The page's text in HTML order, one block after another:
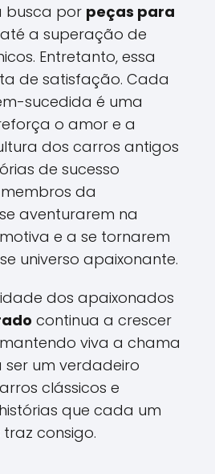
busca por peças para
até a superação de
Entretanto, essa
de satisfação. Cada
sucedida é uma
o amor e a
dos carros antigos
de sucesso
da
aventurarem na
e a se tornarem
universo apaixonante.
dos apaixonados
continua a crescer
viva a chama
ser um verdadeiro
clássicos e
que cada um
consigo.